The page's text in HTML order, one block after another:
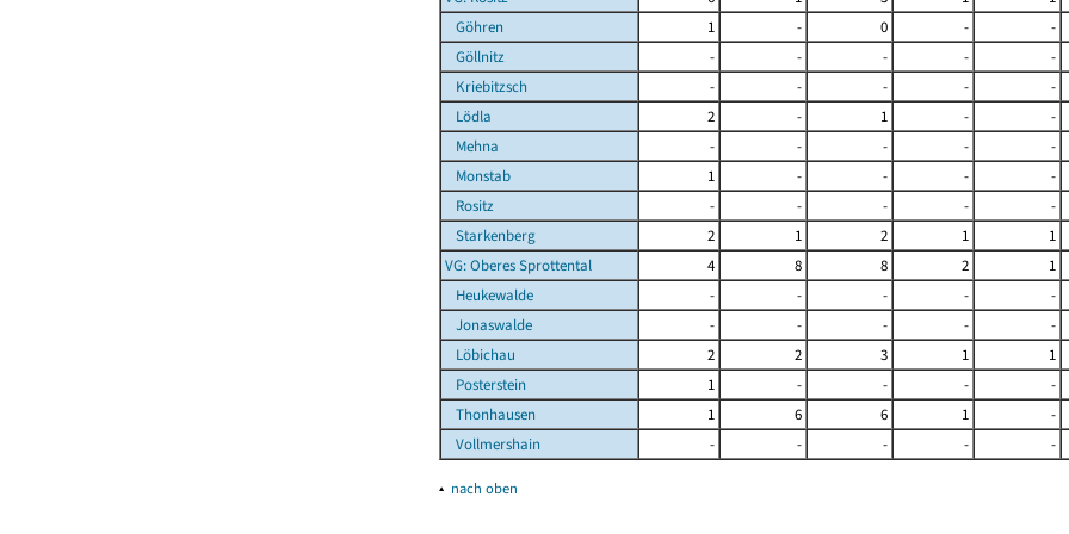
Göhren
1 - 0 - -
Göllnitz
- - - - -
Kriebitzsch
- - - - -
Lödla
2 - 1 - -
Mehna
- - - - -
Monstab
1 - - - -
Rositz
- - - - -
Starkenberg
2 1 2 1 1
VG: Oberes Sprottental
4 8 8 2 1
Heukewalde
- - - - -
Jonaswalde
- - - - -
Löbichau
2 2 3 1 1
Posterstein
1 - - - -
Thonhausen
1 6 6 1 -
Vollmershain
- - - - -
▴ nach oben